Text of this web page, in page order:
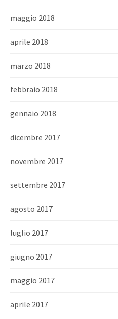
maggio 2018
aprile 2018
marzo 2018
febbraio 2018
gennaio 2018
dicembre 2017
novembre 2017
settembre 2017
agosto 2017
luglio 2017
giugno 2017
maggio 2017
aprile 2017